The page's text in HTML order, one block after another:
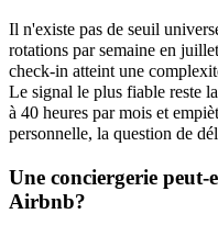
Il n'existe pas de seuil
rotations par semaine en
check-in atteint une
Le signal le plus fiable reste
à 40 heures par mois et
personnelle, la question de
Une conciergerie peut-
Airbnb?